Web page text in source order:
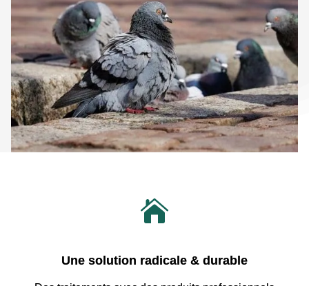

Une solution radicale & durable